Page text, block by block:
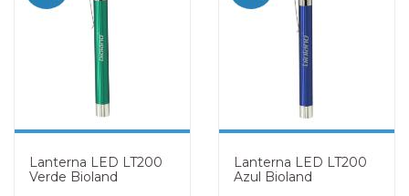
Lanterna LED LT200
Verde Bioland
Lanterna LED LT200
Azul Bioland